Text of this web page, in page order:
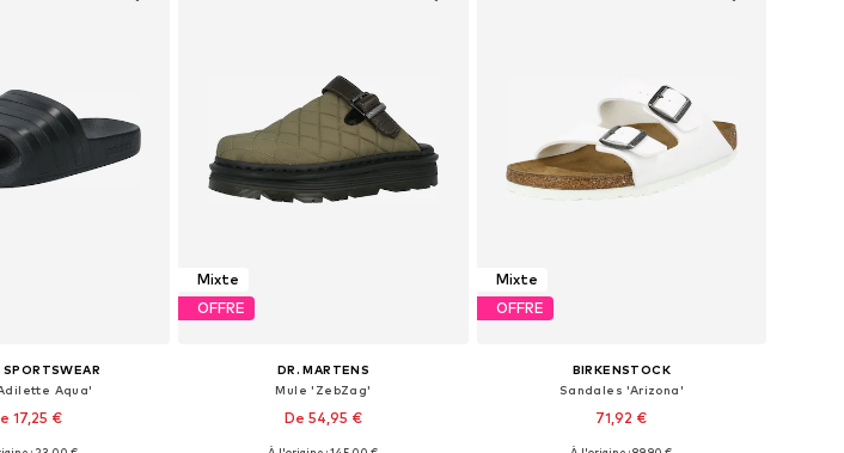
SPORTSWEAR
Aqua'
17,25 €
Mixte
OFFRE
DR. MARTENS
Mule 'ZebZag'
De 54,95 €
Mixte
OFFRE
BIRKENSTOCK
Sandales 'Arizona'
71,92 €